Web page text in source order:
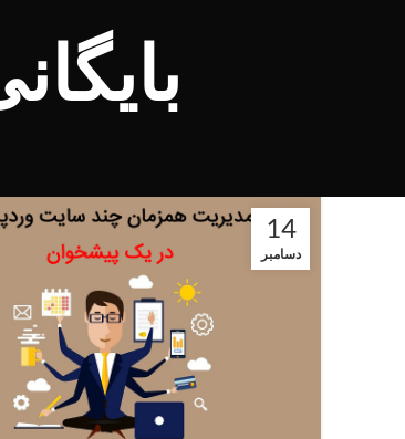
14
دسامبر